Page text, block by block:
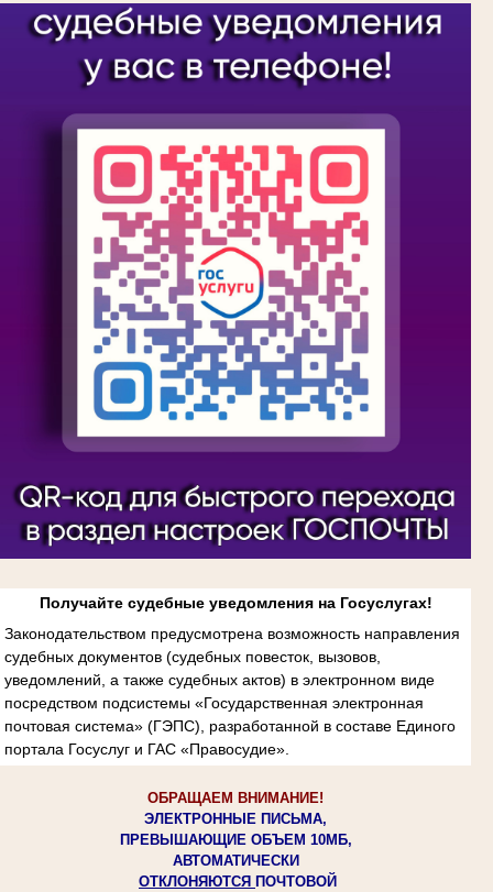
Получайте судебные уведомления на Госуслугах!
Законодательством предусмотрена возможность направления
судебных документов (судебных повесток, вызовов,
уведомлений, а также судебных актов) в электронном виде
посредством подсистемы «Государственная электронная
почтовая система» (ГЭПС), разработанной в составе Единого
портала Госуслуг и ГАС «Правосудие».
ОБРАЩАЕМ ВНИМАНИЕ!
ЭЛЕКТРОННЫЕ ПИСЬМА,
ПРЕВЫШАЮЩИЕ ОБЪЕМ 10МБ,
АВТОМАТИЧЕСКИ
ОТКЛОНЯЮТСЯ ПОЧТОВОЙ